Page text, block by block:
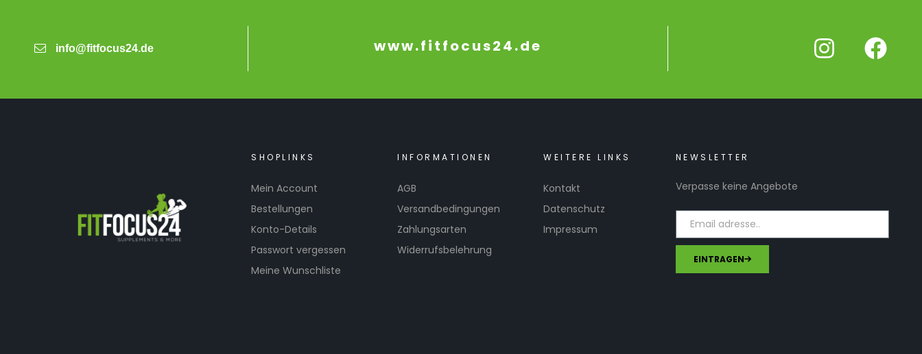
info@fitfocus24.de www.fitfocus24.de
SHOPLINKS
Mein Account
Bestellungen
Konto-Details
Passwort vergessen
Meine Wunschliste
INFORMATIONEN
AGB
Versandbedingungen
Zahlungsarten
Widerrufsbelehrung
WEITERE LINKS
Kontakt
Datenschutz
Impressum
NEWSLETTER
Verpasse keine Angebote
EINTRAGEN